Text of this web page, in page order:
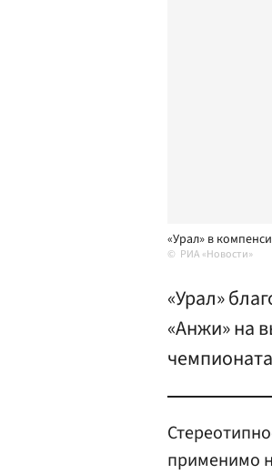
«Урал» в
РИА «Новости»
«Урал»
«Анжи» на
применимо